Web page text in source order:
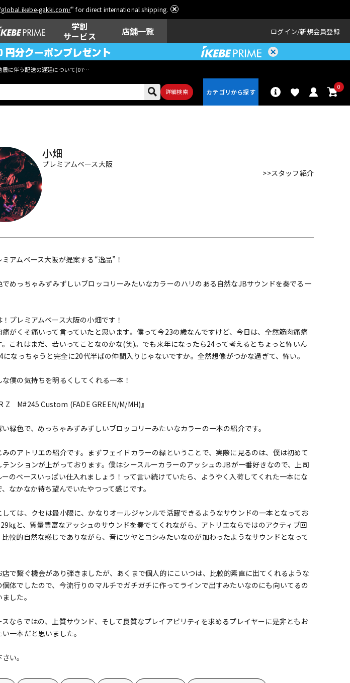
gakki.com/" for direct international shipping.
学割
サービス
店舗一覧 ログイン 新規会員登録
震に伴う配送の遅延について(07月29日
詳細検索
0
グ機器 機器 リ
小畑
プレミアムベース大阪
>>スタッフ紹介
アムベース大阪が提案する“逸品”！
でめっちゃみずみずしいブロッコリーみたいなカラーのハリのある自然なJBサウンドを奏でる一
プレミアムベース大阪の小畑です！
がくそ痛いって言っていたと思います。僕って今23の歳なんですけど、今日は、全然筋肉痛痛
。これはまだ、若いってことなのかな(笑)。でも来年になったら24って考えるとちょっと怖いん
になっちゃうと完全に20代半ばの仲間入りじゃないですか。全然想像がつかな過ぎて、怖い。
僕の気持ちを明るくしてくれる一本！
Z M#245 Custom (FADE GREEN/M/MH)』
緑色で、めっちゃみずみずしいブロッコリーみたいなカラーの一本の紹介です。
みのアトリエの紹介です。まずフェイドカラーの緑ということで、実際に見るのは、僕は初めて
テンションが上がっております。僕はシースルーカラーのアッシュのJBが一番好きなので、上司
ーのベースいっぱい仕入れましょう！って言い続けていたら、ようやく入荷してくれた一本にな
、なかなか待ち望んでいたやつって感じです。
しては、クセは最小限に、かなりオールジャンルで活躍できるようなサウンドの一本となってお
㎏と、質量豊富なアッシュのサウンドを奏でてくれながら、アトリエならではのアクティブ回
比較的自然な感じでありながら、音にツヤとコシみたいなのが加わったようなサウンドとなって
店で繋ぐ機会があり弾きましたが、あくまで個人的にこいつは、比較的素直に出てくれるような
個体でしたので、今流行りのマルチでガチガチに作ってラインで出すみたいなのにも向いてるの
した。
スならではの、上質サウンド、そして良質なプレイアビリティを求めるプレイヤーに是非ともお
一本だと思いました。
い。